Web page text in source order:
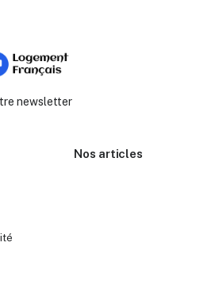
newsletter
Nos articles